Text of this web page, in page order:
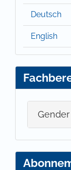
Deutsch
English